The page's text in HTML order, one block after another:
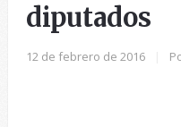
diputados
12 de febrero de 2016